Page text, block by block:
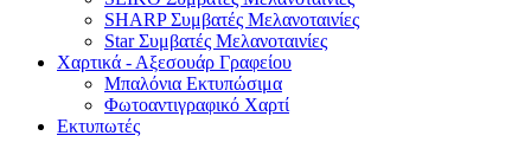
SHARP Συμβατές Μελανοταινίες
Star Συμβατές Μελανοταινίες
Χαρτικά - Αξεσουάρ Γραφείου
Μπαλόνια Εκτυπώσιμα
Φωτοαντιγραφικό Χαρτί
Εκτυπωτές